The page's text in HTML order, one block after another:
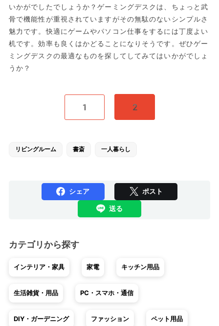
いかがでしたでしょうか？ゲーミングデスクは、ちょっと武
骨で機能性が重視されていますがその無駄のないシンプルさ
魅力です。快適にゲームやパソコン仕事をするには丁度よい
机です。効率も良くはかどることになりそうです。ぜひゲー
ミングデスクの最適なものを探してしてみてはいかがでしょ
うか？
1 2
リビングルーム 書斎 一人暮らし
シェア ポスト
送る
カテゴリから探す
インテリア・家具 家電 キッチン用品
生活雑貨・用品 PC・スマホ・通信
DIY・ガーデニング ファッション ペット用品